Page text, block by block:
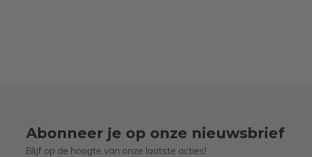
Abonneer je op onze nieuwsbrief
Blijf op de hoogte van onze laatste acties!